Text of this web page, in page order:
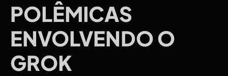
POLÊMICAS
ENVOLVENDO O
GROK